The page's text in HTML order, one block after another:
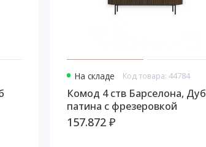
На складе Код товара: 44784
Комод 4 ств Барселона, Дуб
патина с фрезеровкой
157.872 ₽